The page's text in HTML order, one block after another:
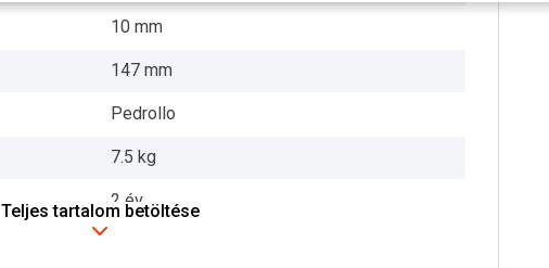
10 mm
147 mm
Pedrollo
7.5 kg
2 év
Teljes tartalom betöltése